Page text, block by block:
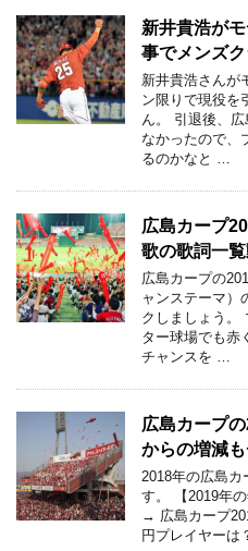
新井貴浩が
事でメンズ
新井貴浩さんが
ン限りで現役を
ん。 引退後、
なかったので、
るのかなと …
広島カープ
歌の歌詞一
広島カープの
ャンステーマ）
クしましょう。
ター球場でも赤
チャンスを …
広島カープ
からの増減
2018年の広島カ
す。 【2019年
→ 広島カープ
円プレイヤーは